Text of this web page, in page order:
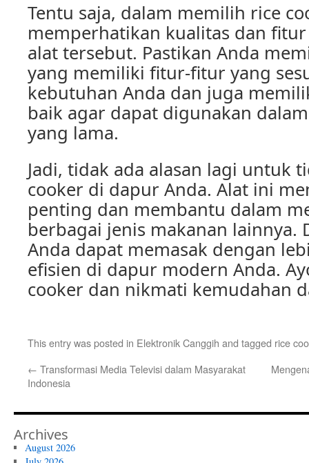
Tentu saja, dalam memilih rice
memperhatikan kualitas dan
alat tersebut. Pastikan Anda
yang memiliki fitur-fitur yang
kebutuhan Anda dan juga
baik agar dapat digunakan
yang lama.
Jadi, tidak ada alasan lagi untuk
cooker di dapur Anda. Alat ini
penting dan membantu dalam
berbagai jenis makanan lainnya.
Anda dapat memasak dengan
efisien di dapur modern Anda.
cooker dan nikmati kemudahan
This entry was posted in Elektronik Canggih and tagged rice
← Transformasi Media Televisi dalam Masyarakat
Indonesia
Archives
August 2026